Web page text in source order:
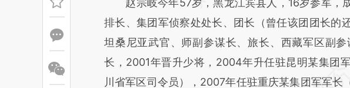
赵宗岐今年57岁，黑龙江宾县人，16岁参军，
排长、集团军侦察处处长、团长（曾任该团团长的
坦桑尼亚武官、师副参谋长、旅长、西藏军区副
长，2001年晋升少将，2004年升任驻昆明某集团
川省军区司令员），2007年任驻重庆某集团军军长